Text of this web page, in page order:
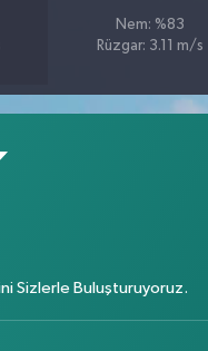
Nem: %83
Rüzgar: 3.11 m/s
Sizlerle Buluşturuyoruz.